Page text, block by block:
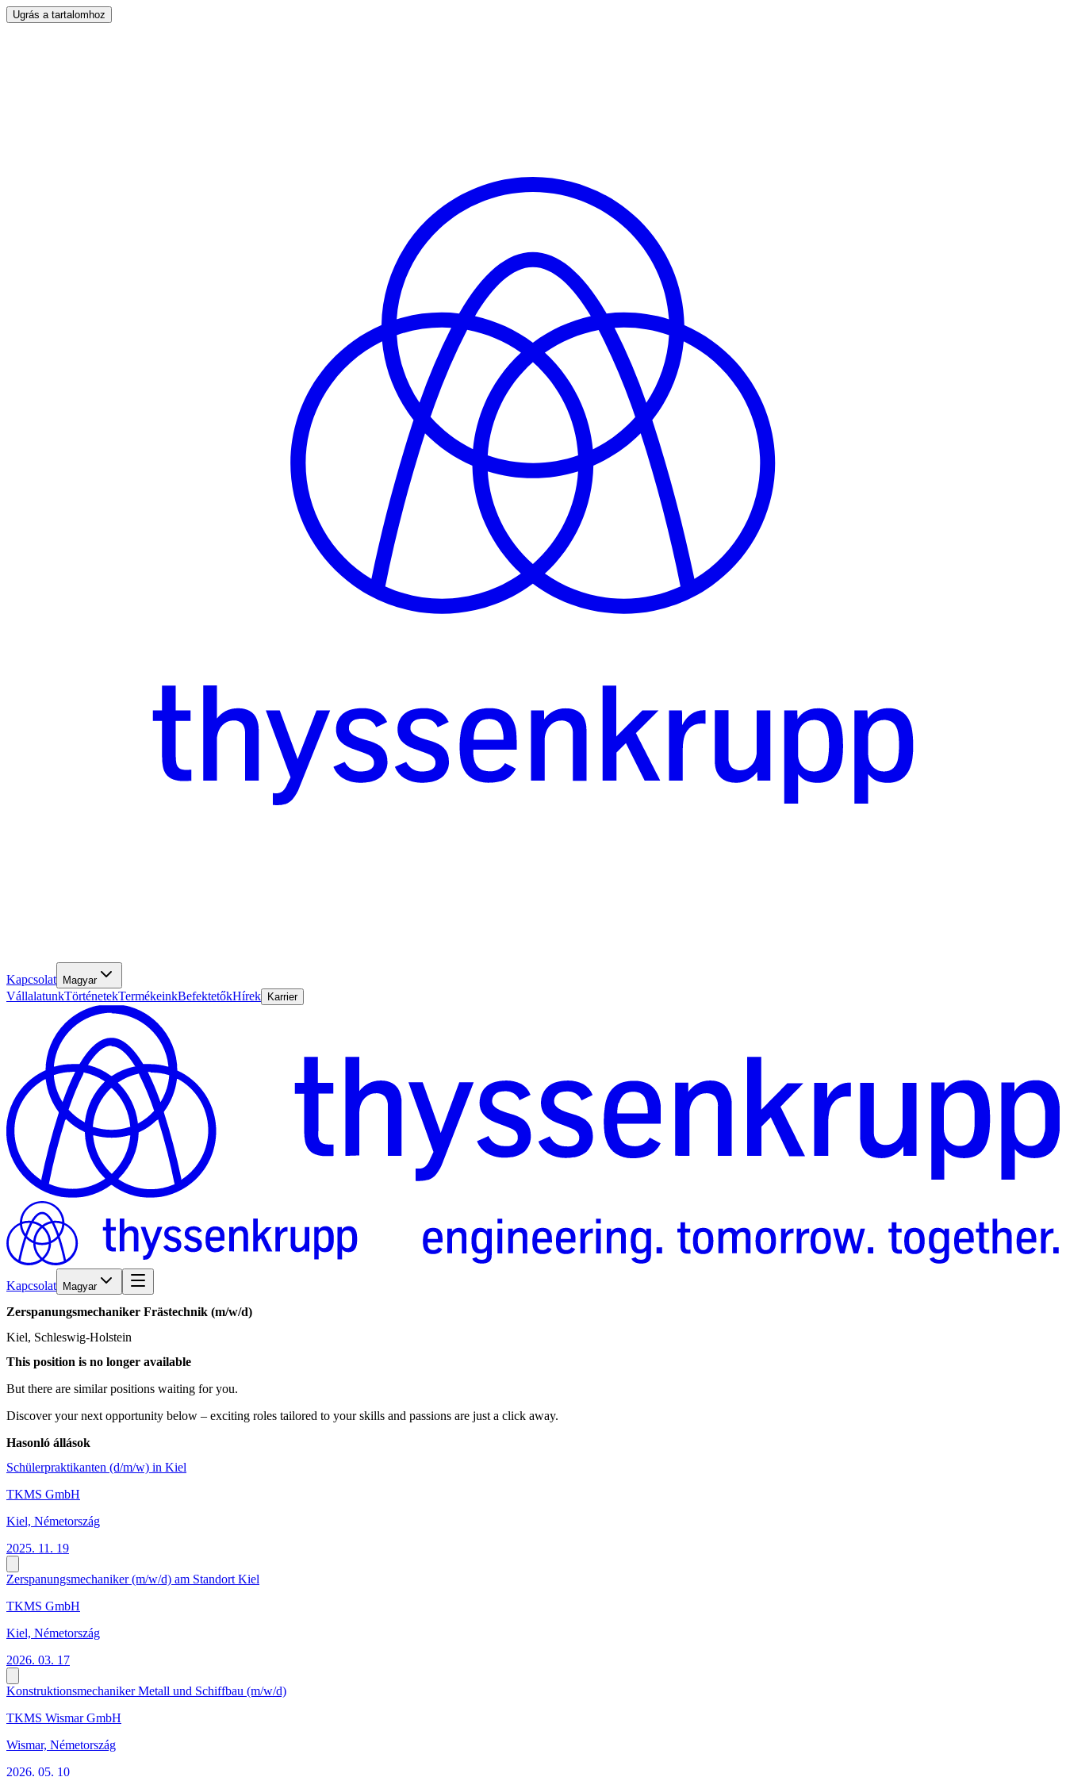
Ugrás a tartalomhoz
Kapcsolat Magyar
VállalatunkTörténetekTermékeinkBefektetőkHírek Karrier
Kapcsolat Magyar
Zerspanungsmechaniker Frästechnik (m/w/d)
Kiel, Schleswig-Holstein
This position is no longer available
But there are similar positions waiting for you.
Discover your next opportunity below – exciting roles tailored to your skills and passions are just a click away.
Hasonló állások
Schülerpraktikanten (d/m/w) in Kiel
TKMS GmbH
Kiel, Németország
2025. 11. 19
Zerspanungsmechaniker (m/w/d) am Standort Kiel
TKMS GmbH
Kiel, Németország
2026. 03. 17
Konstruktionsmechaniker Metall und Schiffbau (m/w/d)
TKMS Wismar GmbH
Wismar, Németország
2026. 05. 10